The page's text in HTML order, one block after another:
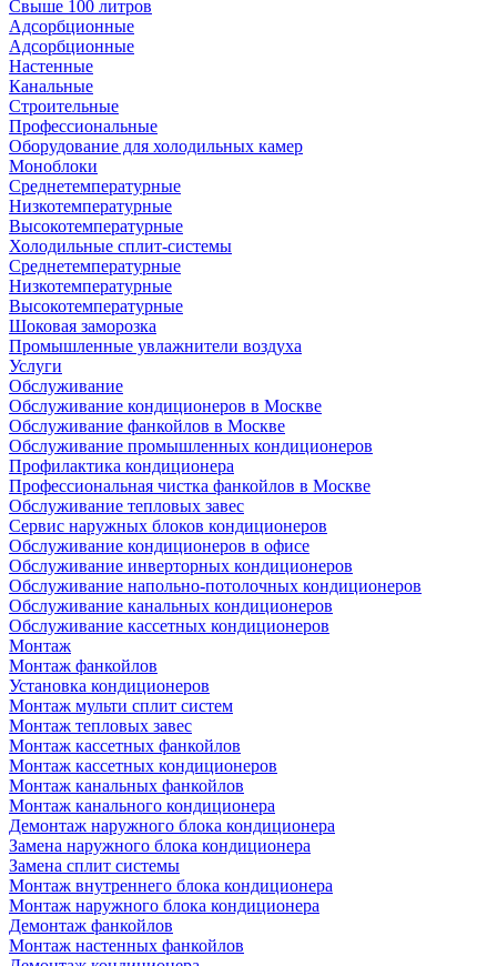
Свыше 100 литров
Адсорбционные
Адсорбционные
Настенные
Канальные
Строительные
Профессиональные
Оборудование для холодильных камер
Моноблоки
Среднетемпературные
Низкотемпературные
Высокотемпературные
Холодильные сплит-системы
Среднетемпературные
Низкотемпературные
Высокотемпературные
Шоковая заморозка
Промышленные увлажнители воздуха
Услуги
Обслуживание
Обслуживание кондиционеров в Москве
Обслуживание фанкойлов в Москве
Обслуживание промышленных кондиционеров
Профилактика кондиционера
Профессиональная чистка фанкойлов в Москве
Обслуживание тепловых завес
Сервис наружных блоков кондиционеров
Обслуживание кондиционеров в офисе
Обслуживание инверторных кондиционеров
Обслуживание напольно-потолочных кондиционеров
Обслуживание канальных кондиционеров
Обслуживание кассетных кондиционеров
Монтаж
Монтаж фанкойлов
Установка кондиционеров
Монтаж мульти сплит систем
Монтаж тепловых завес
Монтаж кассетных фанкойлов
Монтаж кассетных кондиционеров
Монтаж канальных фанкойлов
Монтаж канального кондиционера
Демонтаж наружного блока кондиционера
Замена наружного блока кондиционера
Замена сплит системы
Монтаж внутреннего блока кондиционера
Монтаж наружного блока кондиционера
Демонтаж фанкойлов
Монтаж настенных фанкойлов